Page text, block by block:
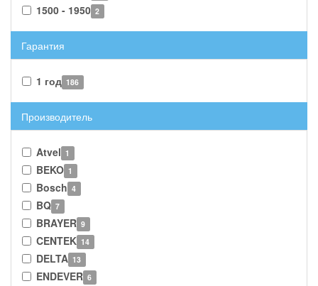
1500 - 1950 2
Гарантия
1 год 186
Производитель
Atvel 1
BEKO 1
Bosch 4
BQ 7
BRAYER 9
CENTEK 14
DELTA 13
ENDEVER 6